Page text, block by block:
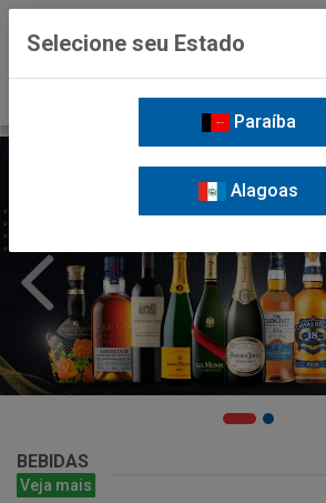
BEBIDAS
Veja mais
Selecione seu Estado
Paraíba
Alagoas